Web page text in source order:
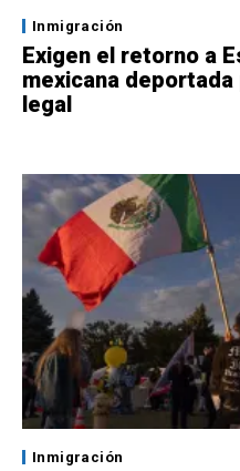
Inmigración
Exigen el retorno a
mexicana
legal
Inmigración